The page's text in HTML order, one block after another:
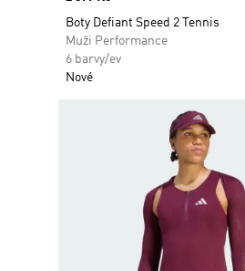
Boty Defiant Speed 2 Tennis
Muži Performance
6 barvy/ev
Nové